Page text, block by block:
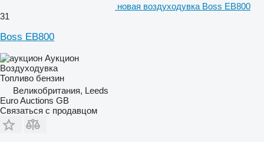
новая воздуходувка Boss EB800
31
Boss EB800
Аукцион
Воздуходувка
Топливо бензин
Великобритания, Leeds
Euro Auctions GB
Связаться с продавцом